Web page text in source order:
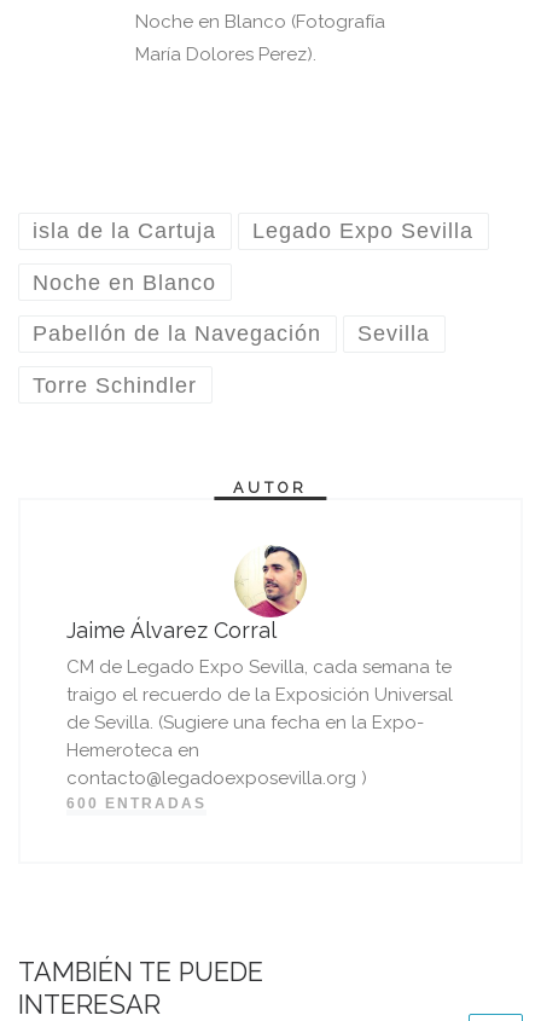
Noche en Blanco (Fotografía
María Dolores Perez).
isla de la Cartuja Legado Expo Sevilla
Noche en Blanco
Pabellón de la Navegación Sevilla
Torre Schindler
AUTOR
Jaime Álvarez Corral
CM de Legado Expo Sevilla, cada semana te
traigo el recuerdo de la Exposición Universal
de Sevilla. (Sugiere una fecha en la Expo-
Hemeroteca en
contacto@legadoexposevilla.org )
600 ENTRADAS
TAMBIÉN TE PUEDE
INTERESAR